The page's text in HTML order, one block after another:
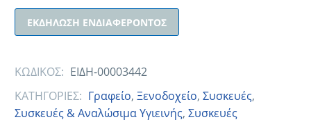
ΕΚΔΉΛΩΣΗ ΕΝΔΙΑΦΈΡΟΝΤΟΣ
ΚΩΔΙΚΟΣ: ΕΙΔΗ-00003442
ΚΑΤΗΓΟΡΙΕΣ: Γραφείο, Ξενοδοχείο, Συσκευές,
Συσκευές & Αναλώσιμα Υγιεινής, Συσκευές